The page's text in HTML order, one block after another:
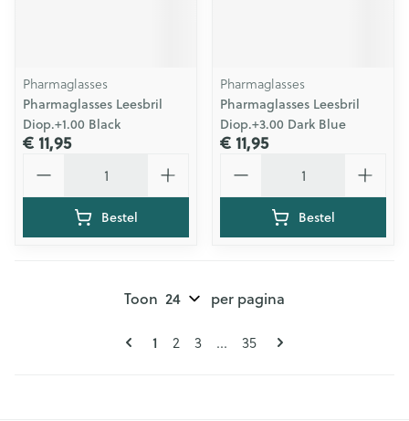
Pharmaglasses
Pharmaglasses Leesbril
Diop.+1.00 Black
€ 11,95
Bestel
Pharmaglasses
Pharmaglasses Leesbril
Diop.+3.00 Dark Blue
€ 11,95
Bestel
Pagina's
U lees momenteel pagina
1 Pagina
2 Pagina
3 ... Pagina
35
Toon per pagina